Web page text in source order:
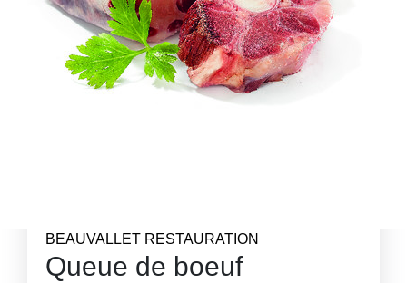
BEAUVALLET RESTAURATION
Queue de boeuf